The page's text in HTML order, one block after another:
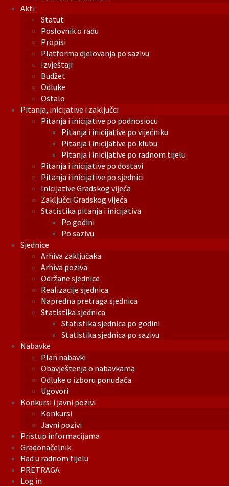
Akti
Statut
Poslovnik o radu
Propisi
Platforma djelovanja po sazivu
Izvještaji
Budžet
Odluke
Ostalo
Pitanja, inicijative i zaključci
Pitanja i inicijative po podnosiocu
Pitanja i inicijative po vijećniku
Pitanja i inicijative po klubu
Pitanja i inicijative po radnom tijelu
Pitanja i inicijative po dostavi
Pitanja i inicijative po sjednici
Inicijative Gradskog vijeća
Zaključci Gradskog vijeća
Statistika pitanja i inicijativa
Po godini
Po sazivu
Sjednice
Arhiva zaključaka
Arhiva poziva
Održane sjednice
Realizacije sjednica
Napredna pretraga sjednica
Statistika sjednica
Statistika sjednica po godini
Statistika sjednica po sazivu
Nabavke
Plan nabavki
Obavještenja o nabavkama
Odluke o izboru ponuđača
Ugovori
Konkursi i javni pozivi
Konkursi
Javni pozivi
Pristup informacijama
Gradonačelnik
Rad u radnom tijelu
PRETRAGA
Log in